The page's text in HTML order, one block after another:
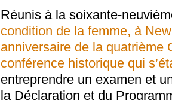
Réunis à la soixante-
condition de la femme, à
anniversaire de la quatrième
conférence historique qui
entreprendre un examen et
la Déclaration et du